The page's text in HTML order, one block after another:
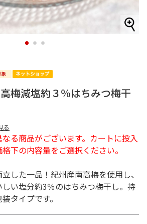
1 2 3
梅減塩約３％はちみつ梅干
る
る商品がございます。カートに投入
下の内容量をご選択ください。
した一品！紀州産南高梅を使用し、
い塩分約3％のはちみつ梅干し。持
タイプです。